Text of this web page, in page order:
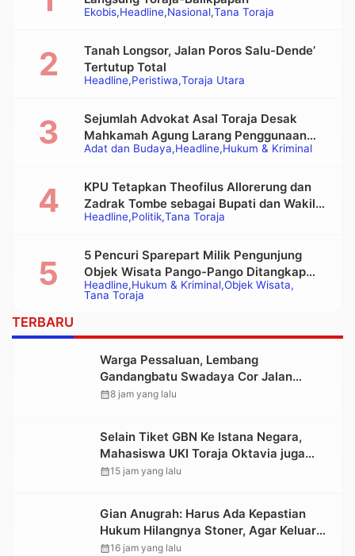
Ekobis Headline Nasional Tana Toraja
Headline Peristiwa Toraja Utara
Tanah Longsor, Jalan Poros Salu-Dende’
Tertutup Total
Adat dan Budaya Headline Hukum & Kriminal
Sejumlah Advokat Asal Toraja Desak
Mahkamah Agung Larang Penggunaan
Alat Berat pada Eksekusi Rumah Adat
Headline Politik Tana Toraja
KPU Tetapkan Theofilus Allorerung dan
Zadrak Tombe sebagai Bupati dan Wakil
Bupati Tana Toraja Terpilih
Headline Hukum & Kriminal Objek Wisata
Tana Toraja
5 Pencuri Sparepart Milik Pengunjung
Objek Wisata Pango-Pango Ditangkap
Polisi
TERBARU
Warga Pessaluan, Lembang
Gandangbatu Swadaya Cor Jalan
Kabupaten
calendar_month8 jam yang lalu
Selain Tiket GBN Ke Istana Negara,
Mahasiswa UKI Toraja Oktavia juga
Lolos ke Pekan Seni Mahasiswa
calendar_month15 jam yang lalu
Gian Anugrah: Harus Ada Kepastian
Hukum Hilangnya Stoner, Agar Keluarga
tidak Larut dalam Trauma dan
calendar_month16 jam yang lalu